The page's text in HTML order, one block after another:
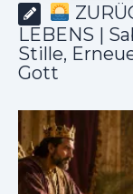
LEBENS |
Stille,
Gott